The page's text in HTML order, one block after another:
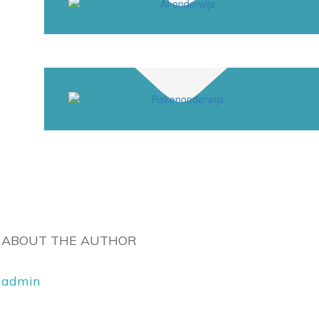
ABOUT THE AUTHOR
admin